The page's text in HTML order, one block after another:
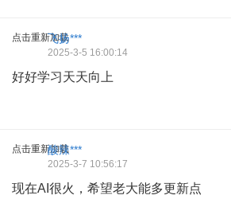
点击重新加载
飞扬***
2025-3-5 16:00:14
好好学习天天向上
点击重新加载
酸辣***
2025-3-7 10:56:17
现在AI很火，希望老大能多更新点